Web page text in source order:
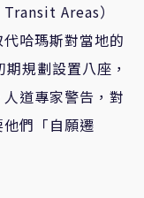
Areas）
哈瑪斯對當地的
規劃設置八座，
道專家警告，對
們「自願遷